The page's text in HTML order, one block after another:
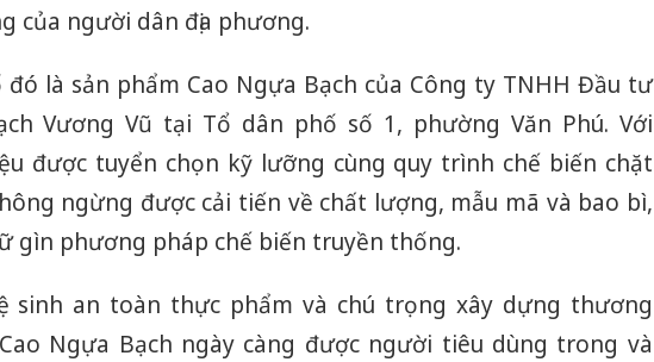
của người dân địa phương.
là sản phẩm Cao Ngựa Bạch của Công ty TNHH Đầu tư
Vương Vũ tại Tổ dân phố số 1, phường Văn Phú. Với
được tuyển chọn kỹ lưỡng cùng quy trình chế biến chặt
ngừng được cải tiến về chất lượng, mẫu mã và bao bì,
gìn phương pháp chế biến truyền thống.
sinh an toàn thực phẩm và chú trọng xây dựng thương
Ngựa Bạch ngày càng được người tiêu dùng trong và